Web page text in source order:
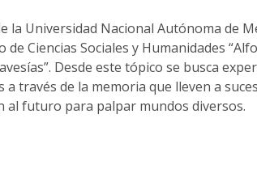
la Universidad Nacional Autónoma de
Ciencias Sociales y Humanidades
Desde este tópico se busca
través de la memoria que lleven a
al futuro para palpar mundos diversos.